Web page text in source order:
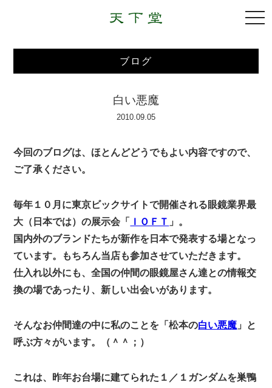
ブログ
白い悪魔
2010.09.05
今回のブログは、ほとんどどうでもよい内容ですので、
ご了承ください。
毎年１０月に東京ビックサイトで開催される眼鏡業界最
大（日本では）の展示会「
ＩＯＦＴ 」。
国内外のブランドたちが新作を日本で発表する場となっ
ています。もちろん当店も参加させていただきます。
仕入れ以外にも、全国の仲間の眼鏡屋さん達との情報交
換の場であったり、新しい出会いがあります。
そんなお仲間達の中に私のことを「松本の白い悪魔 」と
呼ぶ方々がいます。（＾＾；）
これは、昨年お台場に建てられた１／１ガンダムを巣鴨